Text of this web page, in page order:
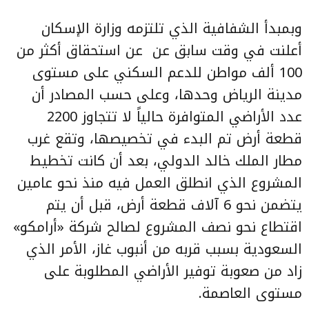
وبمبدأ الشفافية الذي تلتزمه وزارة الإسكان
أعلنت في وقت سابق عن عن استحقاق أكثر من
100 ألف مواطن للدعم السكني على مستوى
مدينة الرياض وحدها، وعلى حسب المصادر أن
عدد الأراضي المتوافرة حالياً لا تتجاوز 2200
قطعة أرض تم البدء في تخصيصها، وتقع غرب
مطار الملك خالد الدولي، بعد أن كانت تخطيط
المشروع الذي انطلق العمل فيه منذ نحو عامين
يتضمن نحو 6 آلاف قطعة أرض، قبل أن يتم
اقتطاع نحو نصف المشروع لصالح شركة «أرامكو»
السعودية بسبب قربه من أنبوب غاز، الأمر الذي
زاد من صعوبة توفير الأراضي المطلوبة على
مستوى العاصمة.